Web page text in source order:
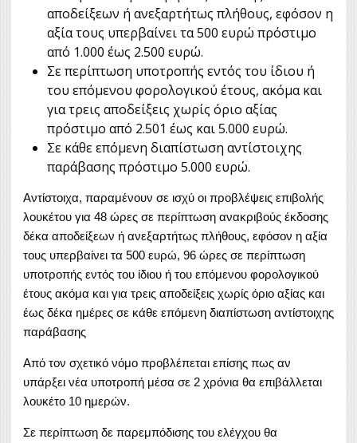
αποδείξεων ή ανεξαρτήτως πλήθους, εφόσον η
αξία τους υπερβαίνει τα 500 ευρώ πρόστιμο
από 1.000 έως 2.500 ευρώ.
Σε περίπτωση υποτροπής εντός του ίδιου ή
του επόμενου φορολογικού έτους, ακόμα και
για τρεις αποδείξεις χωρίς όριο αξίας
πρόστιμο από 2.501 έως και 5.000 ευρώ.
Σε κάθε επόμενη διαπίστωση αντίστοιχης
παράβασης πρόστιμο 5.000 ευρώ.
Αντίστοιχα, παραμένουν σε ισχύ οι προβλέψεις επιβολής
λουκέτου για 48 ώρες σε περίπτωση ανακριβούς έκδοσης
δέκα αποδείξεων ή ανεξαρτήτως πλήθους, εφόσον η αξία
τους υπερβαίνει τα 500 ευρώ, 96 ώρες σε περίπτωση
υποτροπής εντός του ίδιου ή του επόμενου φορολογικού
έτους ακόμα και για τρεις αποδείξεις χωρίς όριο αξίας και
έως δέκα ημέρες σε κάθε επόμενη διαπίστωση αντίστοιχης
παράβασης
Από τον σχετικό νόμο προβλέπεται επίσης πως αν
υπάρξει νέα υποτροπή μέσα σε 2 χρόνια θα επιβάλλεται
λουκέτο 10 ημερών.
Σε περίπτωση δε παρεμπόδισης του ελέγχου θα